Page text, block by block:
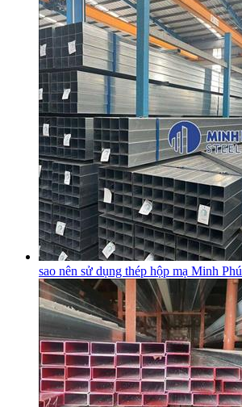
sao nên sử dụng thép hộp mạ Minh Phú